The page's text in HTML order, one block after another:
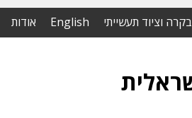
בקרה וציוד תעשייתי English אודות